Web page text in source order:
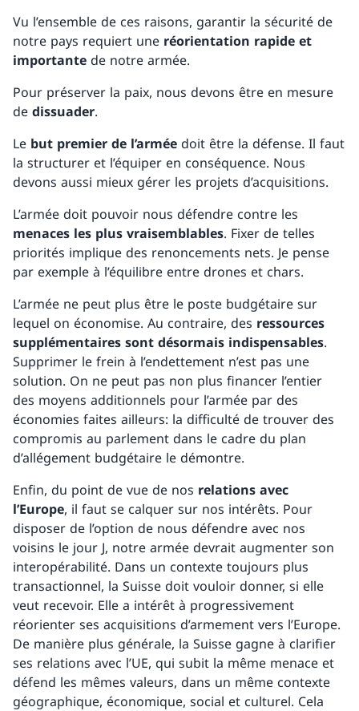
Vu l’ensemble de ces raisons, garantir la sécurité de
notre pays requiert une réorientation rapide et
importante de notre armée.
Pour préserver la paix, nous devons être en mesure
de dissuader.
Le but premier de l’armée doit être la défense. Il faut
la structurer et l’équiper en conséquence. Nous
devons aussi mieux gérer les projets d’acquisitions.
L’armée doit pouvoir nous défendre contre les
menaces les plus vraisemblables. Fixer de telles
priorités implique des renoncements nets. Je pense
par exemple à l’équilibre entre drones et chars.
L’armée ne peut plus être le poste budgétaire sur
lequel on économise. Au contraire, des ressources
supplémentaires sont désormais indispensables.
Supprimer le frein à l’endettement n’est pas une
solution. On ne peut pas non plus financer l’entier
des moyens additionnels pour l’armée par des
économies faites ailleurs: la difficulté de trouver des
compromis au parlement dans le cadre du plan
d’allégement budgétaire le démontre.
Enfin, du point de vue de nos relations avec
l’Europe, il faut se calquer sur nos intérêts. Pour
disposer de l’option de nous défendre avec nos
voisins le jour J, notre armée devrait augmenter son
interopérabilité. Dans un contexte toujours plus
transactionnel, la Suisse doit vouloir donner, si elle
veut recevoir. Elle a intérêt à progressivement
réorienter ses acquisitions d’armement vers l’Europe.
De manière plus générale, la Suisse gagne à clarifier
ses relations avec l’UE, qui subit la même menace et
défend les mêmes valeurs, dans un même contexte
géographique, économique, social et culturel. Cela